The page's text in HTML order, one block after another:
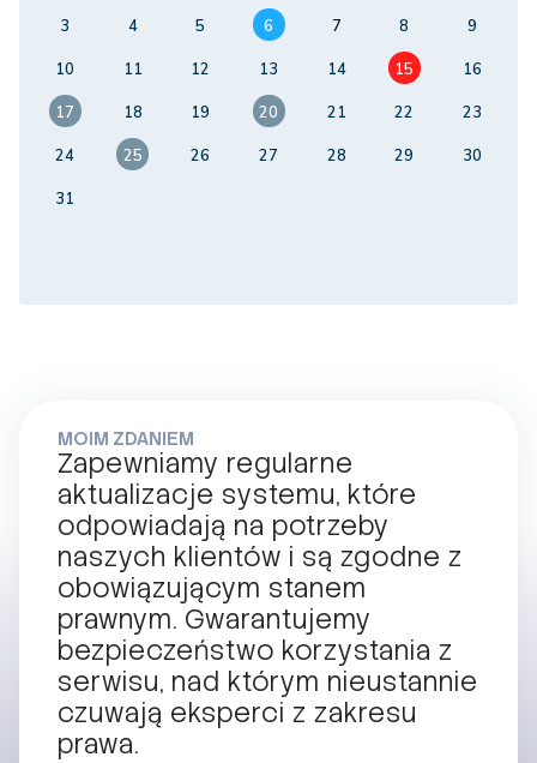
3
4 5 6 7 8
9
10
11 12 13 14 15
16
17
18 19 20 21 22
23
24
25 26 27 28 29
30
31
MOIM ZDANIEM
Zapewniamy regularne
aktualizacje systemu, które
odpowiadają na potrzeby
naszych klientów i są zgodne z
obowiązującym stanem
prawnym. Gwarantujemy
bezpieczeństwo korzystania z
serwisu, nad którym nieustannie
czuwają eksperci z zakresu
prawa.